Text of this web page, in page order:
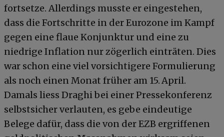
fortsetze. Allerdings musste er eingestehen,
dass die Fortschritte in der Eurozone im Kampf
gegen eine flaue Konjunktur und eine zu
niedrige Inflation nur zögerlich einträten. Dies
war schon eine viel vorsichtigere Formulierung
als noch einen Monat früher am 15. April.
Damals liess Draghi bei einer Pressekonferenz
selbstsicher verlauten, es gebe eindeutige
Belege dafür, dass die von der EZB ergriffenen